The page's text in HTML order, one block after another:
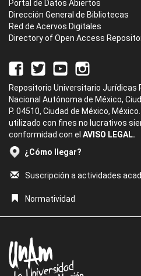
Portal de Datos Abiertos
Dirección General de Bibliotecas
Red de Acervos Digitales
Directory of Open Access
Repositorio Universitario Jurídicas
Nacional Autónoma de México,
P. 04510, Ciudad de México,
utilizado con fines no lucrativos
conformidad con el AVISO LEGAL.
¿Cómo llegar?
Suscripción a actividades
Normatividad